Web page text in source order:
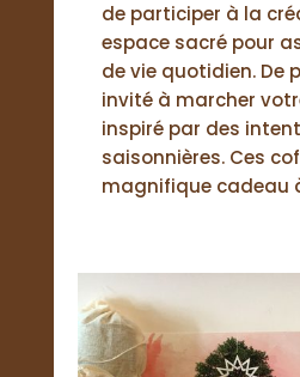
de participer à la
espace sacré pour
de vie quotidien. De
invité à marcher
inspiré par des
saisonnières. Ces
magnifique cadeau